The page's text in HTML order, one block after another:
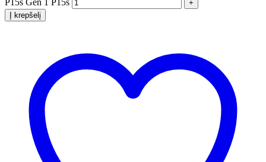
P15s Gen 1 P15s
Į krepšelį